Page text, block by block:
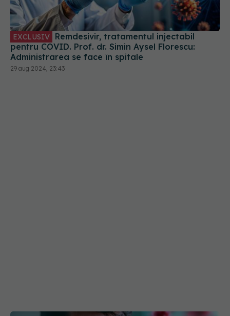
EXCLUSIV Remdesivir, tratamentul injectabil
pentru COVID. Prof. dr. Simin Aysel Florescu:
Administrarea se face în spitale
29 aug 2024, 23:43